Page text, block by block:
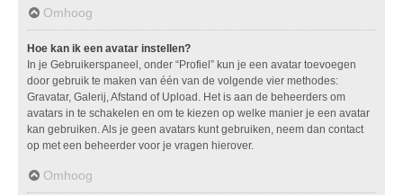
Omhoog
Hoe kan ik een avatar instellen?
In je Gebruikerspaneel, onder “Profiel” kun je een avatar toevoegen
door gebruik te maken van één van de volgende vier methodes:
Gravatar, Galerij, Afstand of Upload. Het is aan de beheerders om
avatars in te schakelen en om te kiezen op welke manier je een avatar
kan gebruiken. Als je geen avatars kunt gebruiken, neem dan contact
op met een beheerder voor je vragen hierover.
Omhoog